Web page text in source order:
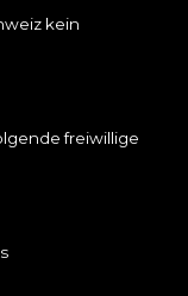
kein
freiwillige